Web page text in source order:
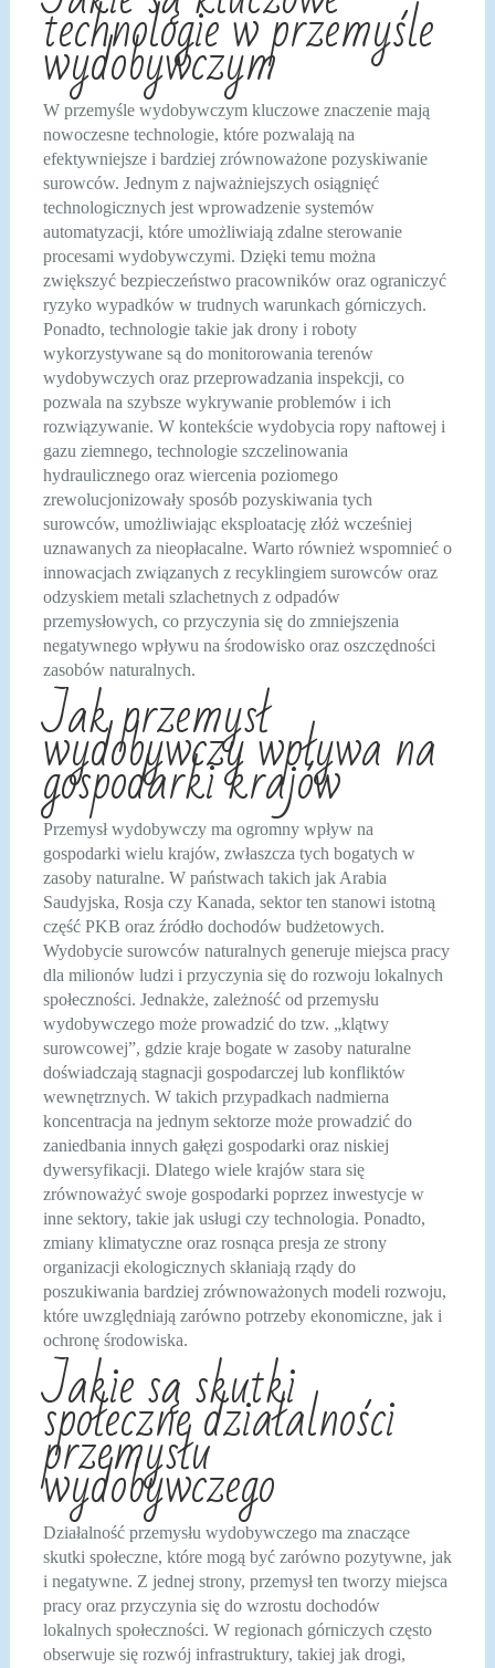
technologie w przemyśle
wydobywczym
W przemyśle wydobywczym kluczowe znaczenie mają
nowoczesne technologie, które pozwalają na
efektywniejsze i bardziej zrównoważone pozyskiwanie
surowców. Jednym z najważniejszych osiągnięć
technologicznych jest wprowadzenie systemów
automatyzacji, które umożliwiają zdalne sterowanie
procesami wydobywczymi. Dzięki temu można
zwiększyć bezpieczeństwo pracowników oraz ograniczyć
ryzyko wypadków w trudnych warunkach górniczych.
Ponadto, technologie takie jak drony i roboty
wykorzystywane są do monitorowania terenów
wydobywczych oraz przeprowadzania inspekcji, co
pozwala na szybsze wykrywanie problemów i ich
rozwiązywanie. W kontekście wydobycia ropy naftowej i
gazu ziemnego, technologie szczelinowania
hydraulicznego oraz wiercenia poziomego
zrewolucjonizowały sposób pozyskiwania tych
surowców, umożliwiając eksploatację złóż wcześniej
uznawanych za nieopłacalne. Warto również wspomnieć o
innowacjach związanych z recyklingiem surowców oraz
odzyskiem metali szlachetnych z odpadów
przemysłowych, co przyczynia się do zmniejszenia
negatywnego wpływu na środowisko oraz oszczędności
zasobów naturalnych.
Jak przemysł
wydobywczy wpływa na
gospodarki krajów
Przemysł wydobywczy ma ogromny wpływ na
gospodarki wielu krajów, zwłaszcza tych bogatych w
zasoby naturalne. W państwach takich jak Arabia
Saudyjska, Rosja czy Kanada, sektor ten stanowi istotną
część PKB oraz źródło dochodów budżetowych.
Wydobycie surowców naturalnych generuje miejsca pracy
dla milionów ludzi i przyczynia się do rozwoju lokalnych
społeczności. Jednakże, zależność od przemysłu
wydobywczego może prowadzić do tzw. „klątwy
surowcowej”, gdzie kraje bogate w zasoby naturalne
doświadczają stagnacji gospodarczej lub konfliktów
wewnętrznych. W takich przypadkach nadmierna
koncentracja na jednym sektorze może prowadzić do
zaniedbania innych gałęzi gospodarki oraz niskiej
dywersyfikacji. Dlatego wiele krajów stara się
zrównoważyć swoje gospodarki poprzez inwestycje w
inne sektory, takie jak usługi czy technologia. Ponadto,
zmiany klimatyczne oraz rosnąca presja ze strony
organizacji ekologicznych skłaniają rządy do
poszukiwania bardziej zrównoważonych modeli rozwoju,
które uwzględniają zarówno potrzeby ekonomiczne, jak i
ochronę środowiska.
Jakie są skutki
społeczne działalności
przemysłu
wydobywczego
Działalność przemysłu wydobywczego ma znaczące
skutki społeczne, które mogą być zarówno pozytywne, jak
i negatywne. Z jednej strony, przemysł ten tworzy miejsca
pracy oraz przyczynia się do wzrostu dochodów
lokalnych społeczności. W regionach górniczych często
obserwuje się rozwój infrastruktury, takiej jak drogi,